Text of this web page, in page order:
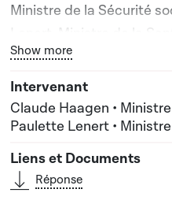
Ministre de la Sécurité
Lenert, Ministre de la
Bouton graphique
Show more
Claude Haagen •
Paulette Lenert •
Réponse